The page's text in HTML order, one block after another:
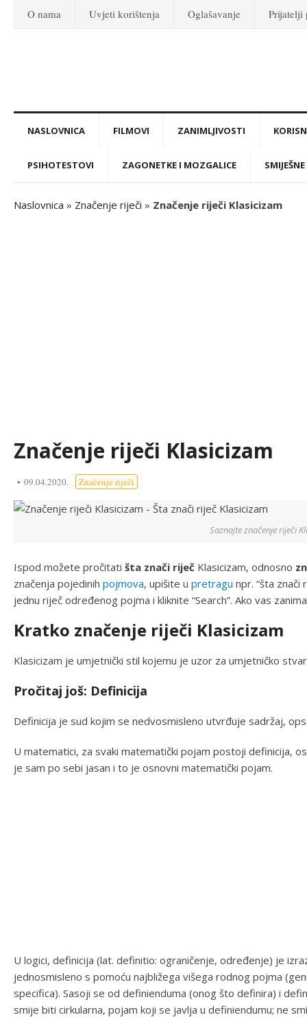
O nama Uvjeti korištenja Oglašavanje Prijatelji
NASLOVNICA FILMOVI ZANIMLJIVOSTI
PSIHOTESTOVI ZAGONETKE I MOZGALICE
Naslovnica » Značenje riječi » Značenje riječi Klasicizam
Značenje riječi Klasicizam
09.04.2020. Značenje riječi
Saznajte značenje riječi
Ispod možete pročitati šta znači riječ Klasicizam, odnosno
značenja pojedinih pojmova, upišite u pretragu npr. “šta znači
jednu riječ određenog pojma i kliknite “Search”. Ako vas
Kratko značenje riječi Klasicizam
Klasicizam je umjetnički stil kojemu je uzor za umjetničko
Pročitaj još: Definicija
Definicija je sud kojim se nedvosmisleno utvrđuje sadržaj,
U matematici, za svaki matematički pojam postoji definicija,
je sam po sebi jasan i to je osnovni matematički pojam.
U logici, definicija (lat. definitio: ograničenje, određenje) je
jednosmisleno s pomoću najbližega višega rodnog pojma
specifica). Sasoji se od definienduma (onog što definira) i
smije biti cirkularna, pojam koji se javlja u definiendumu; ne